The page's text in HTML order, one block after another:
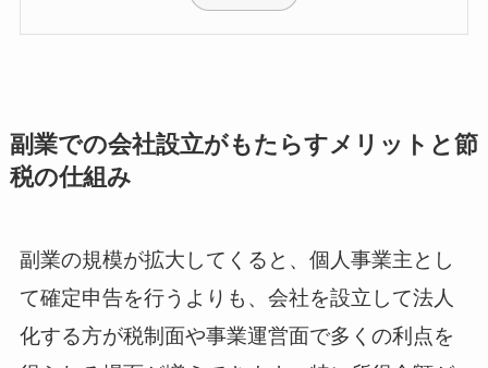
副業での会社設立がもたらすメリットと節
税の仕組み
副業の規模が拡大してくると、個人事業主とし
て確定申告を行うよりも、会社を設立して法人
化する方が税制面や事業運営面で多くの利点を